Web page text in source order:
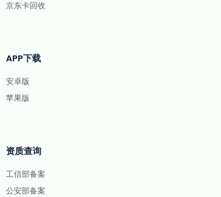
京东卡回收
APP下载
安卓版
苹果版
资质查询
工信部备案
公安部备案